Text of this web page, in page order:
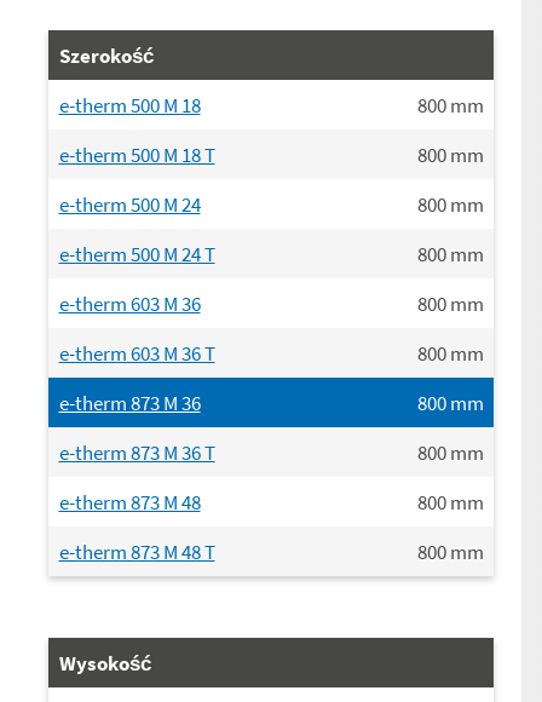
Szerokość
e-therm 500 M 18
800mm
e-therm 500 M 18 T
800mm
e-therm 500 M 24
800mm
e-therm 500 M 24 T
800mm
e-therm 603 M 36
800mm
e-therm 603 M 36 T
800mm
e-therm 873 M 36
800mm
e-therm 873 M 36 T
800mm
e-therm 873 M 48
800mm
e-therm 873 M 48 T
800mm
Wysokość